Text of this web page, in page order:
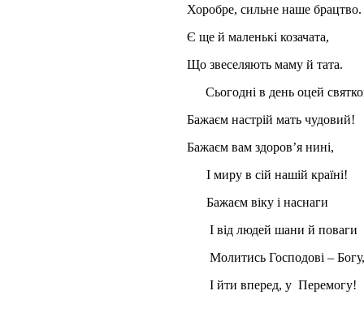
Хоробре, сильне наше брацтво.
Є ще й маленькі козачата,
Що звеселяють маму й тата.
Сьогодні в день оцей
Бажаєм настрій мать чудовий!
Бажаєм вам здоров’я нині,
І миру в сій нашій країні!
Бажаєм віку і наснаги
І від людей шани й поваги
Молитись Господові – Богу,
І йти вперед, у Перемогу!